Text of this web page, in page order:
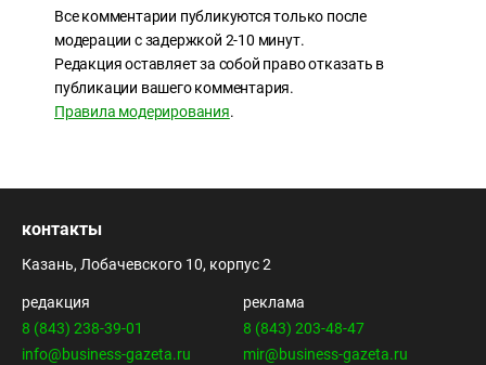
Все комментарии публикуются только после
модерации с задержкой 2-10 минут.
Редакция оставляет за собой право отказать в
публикации вашего комментария.
Правила модерирования.
контакты
Казань, Лобачевского 10, корпус 2
редакция
8 (843) 238-39-01
info@business-gazeta.ru
реклама
8 (843) 203-48-47
mir@business-gazeta.ru